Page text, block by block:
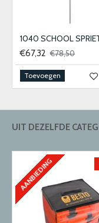
€67,32 €78,50
Toevoegen
UIT DEZELFDE
AANBIEDING